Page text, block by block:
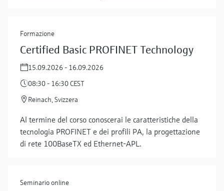
Formazione
Certified Basic PROFINET Technology
15.09.2026 - 16.09.2026
08:30 - 16:30 CEST
Reinach, Svizzera
Al termine del corso conoscerai le caratteristiche della
tecnologia PROFINET e dei profili PA, la progettazione
di rete 100BaseTX ed Ethernet-APL.
Seminario online